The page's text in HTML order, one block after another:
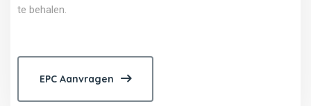
te behalen.
EPC Aanvragen